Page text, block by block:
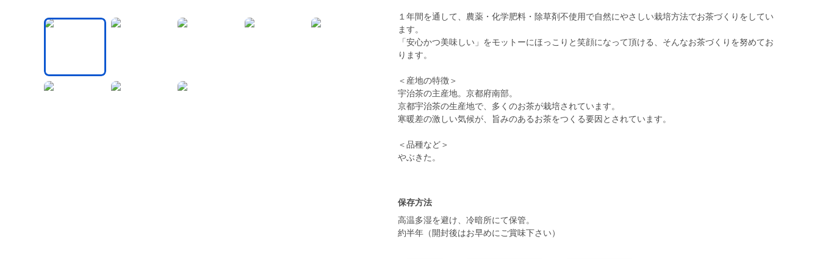
１年間を通して、農薬・化学肥料・除草剤不使用で自然にやさしい栽培方法でお茶づくりをしてい
ます。
「安心かつ美味しい」をモットーにほっこりと笑顔になって頂ける、そんなお茶づくりを努めてお
ります。
＜産地の特徴＞
宇治茶の主産地。京都府南部。
京都宇治茶の生産地で、多くのお茶が栽培されています。
寒暖差の激しい気候が、旨みのあるお茶をつくる要因とされています。
＜品種など＞
やぶきた。
保存方法
高温多湿を避け、冷暗所にて保管。
約半年（開封後はお早めにご賞味下さい）